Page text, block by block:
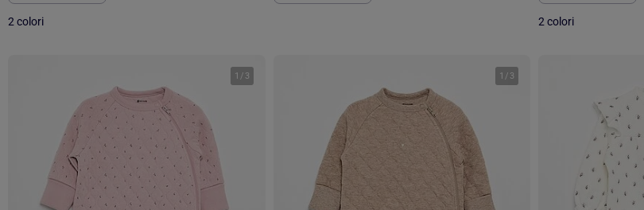
2 colori 2 colori
1 / 3 1 / 3